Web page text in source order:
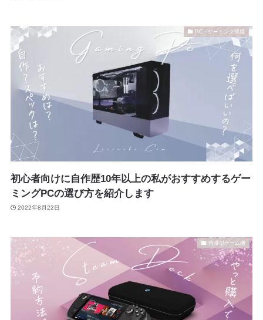
PC・ゲーミング環境
初心者向けに自作歴10年以上の私がおすすめするゲー
ミングPCの選び方を紹介します
2022年8月22日
携帯型ゲーム機